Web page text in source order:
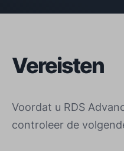
Vereisten
Voordat u RDS
controleer de